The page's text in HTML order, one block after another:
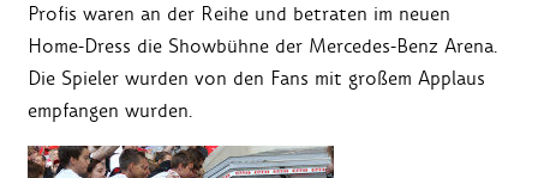
Profis waren an der Reihe und betraten im neuen
Home-Dress die Showbühne der Mercedes-Benz Arena.
Die Spieler wurden von den Fans mit großem Applaus
empfangen wurden.